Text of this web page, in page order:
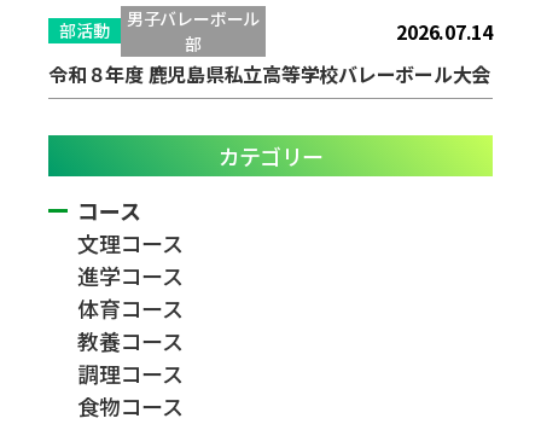
部活動
男子バレーボール
部
2026.07.14
令和８年度 鹿児島県私立高等学校バレーボール大会
カテゴリー
コース
文理コース
進学コース
体育コース
教養コース
調理コース
食物コース